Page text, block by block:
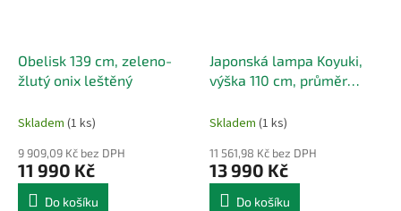
Obelisk 139 cm, zeleno-
žlutý onix leštěný
Skladem (1 ks)
9 909,09 Kč bez DPH
11 990 Kč
Do košíku
Japonská lampa Koyuki,
výška 110 cm, průměr
Skladem (1 ks)
11 561,98 Kč bez DPH
13 990 Kč
Do košíku